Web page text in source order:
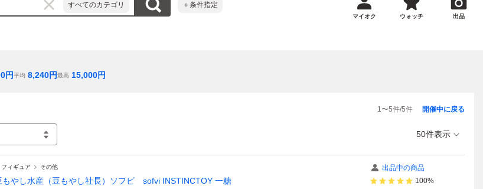
すべてのカテゴリ ＋条件指定
マイオク ウォッチ 出品
円平均 8,240円最高 15,000円
1〜5件/5件 開催中に戻る
50件表示
フィギュア その他
やし水産（豆もやし社長）ソフビ sofvi INSTINCTOY 一糖
出品中の商品
100%